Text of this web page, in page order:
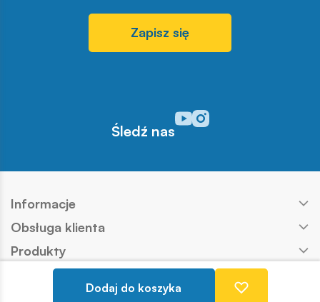
Dodaj do koszyka
Zapisz się
Śledź nas
Odwiedź nasz profil w
Odwiedź nasz profil w
Informacje
Obsługa klienta
Produkty
Kontakt